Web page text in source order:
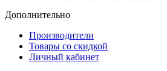
Дополнительно
Производители
Товары со скидкой
Личный кабинет